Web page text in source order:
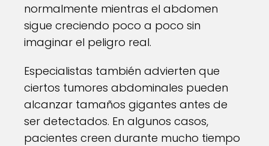
normalmente mientras el abdomen
sigue creciendo poco a poco sin
imaginar el peligro real.
Especialistas también advierten que
ciertos tumores abdominales pueden
alcanzar tamaños gigantes antes de
ser detectados. En algunos casos,
pacientes creen durante mucho tiempo